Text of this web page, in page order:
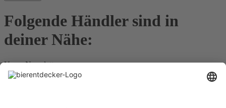
Folgende Händler sind in
deiner Nähe:
Unser Newsletter
Für Bierkenner, Bierliebhaber, Bierneulinge - kurz, alle